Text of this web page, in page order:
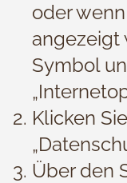
oder
angezeigt
Symbol
Klicken
Über den